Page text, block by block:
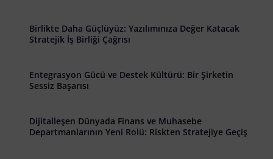
Birlikte Daha Güçlüyüz: Yazılımınıza Değer Katacak
Stratejik İş Birliği Çağrısı
Entegrasyon Gücü ve Destek Kültürü: Bir Şirketin
Sessiz Başarısı
Dijitalleşen Dünyada Finans ve Muhasebe
Departmanlarının Yeni Rolü: Riskten Stratejiye Geçiş